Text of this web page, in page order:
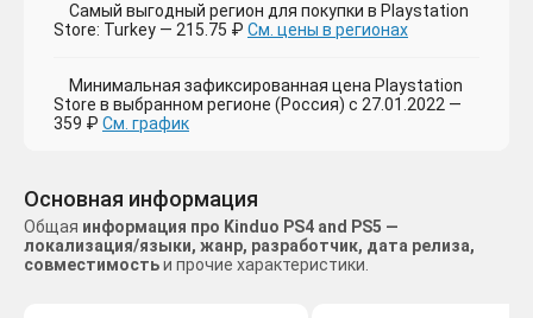
Самый выгодный регион для покупки в Playstation
Store: Turkey — 215.75 ₽ См. цены в регионах
Минимальная зафиксированная цена Playstation
Store в выбранном регионе (Россия) с 27.01.2022 —
359 ₽ См. график
Основная информация
Общая информация про Kinduo PS4 and PS5 —
локализация/языки, жанр, разработчик, дата релиза,
совместимостьи прочие характеристики.